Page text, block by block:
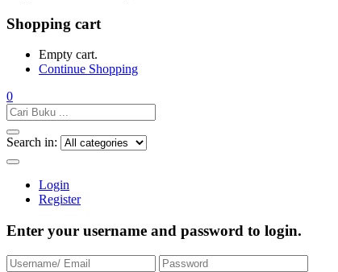
Shopping cart
Empty cart.
Continue Shopping
0
Search in:
Login
Register
Enter your username and password to login.